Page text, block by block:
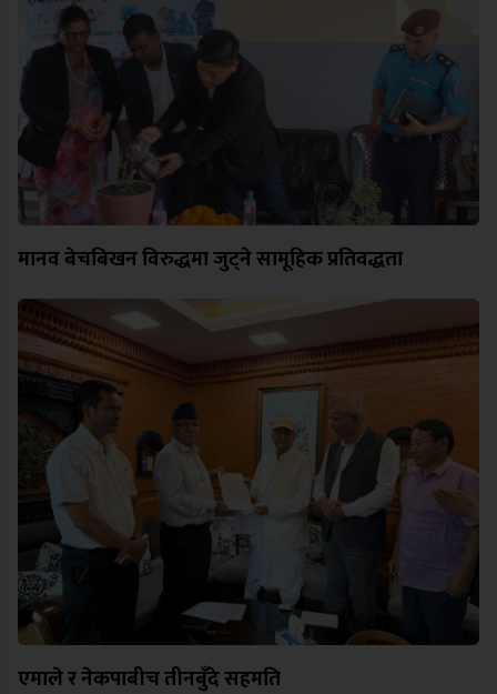
मानव बेचबिखन विरुद्धमा जुट्ने सामूहिक प्रतिवद्धता
एमाले र नेकपाबीच तीनबुँदे सहमति